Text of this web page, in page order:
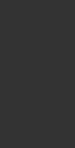
für
mit